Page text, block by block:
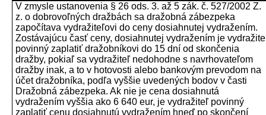
V zmysle ustanovenia § 26 ods. 3. až 5 zák. č. 527/2002 Z.
z. o dobrovoľných dražbách sa dražobná zábezpeka
započítava vydražiteľovi do ceny dosiahnutej vydražením.
Zostávajúcu časť ceny, dosiahnutej vydražením je
povinný zaplatiť dražobníkovi do 15 dní od skončenia
dražby, pokiaľ sa vydražiteľ nedohodne s navrhovateľom
dražby inak, a to v hotovosti alebo bankovým prevodom na
účet dražobníka, podľa vyššie uvedených bodov v časti
Dražobná zábezpeka. Ak nie je cena dosiahnutá
vydražením vyššia ako 6 640 eur, je vydražiteľ povinný
zaplatiť cenu dosiahnutú vydražením hneď po skončení